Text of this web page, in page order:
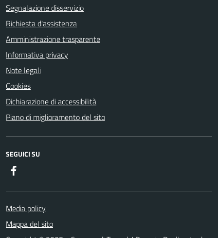
Segnalazione disservizio
Richiesta d'assistenza
Amministrazione trasparente
Informativa privacy
Note legali
Cookies
Dichiarazione di accessibilità
Piano di miglioramento del sito
SEGUICI SU
Media policy
Mappa del sito